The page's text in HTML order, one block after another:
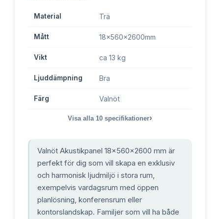
Material Trä
Mått 18x560x2600mm
Vikt ca 13 kg
Ljuddämpning Bra
Färg Valnöt
Visa alla 10 specifikationer›
Valnöt Akustikpanel 18x560x2600 mm är
perfekt för dig som vill skapa en exklusiv
och harmonisk ljudmiljö i stora rum,
exempelvis vardagsrum med öppen
planlösning, konferensrum eller
kontorslandskap. Familjer som vill ha både